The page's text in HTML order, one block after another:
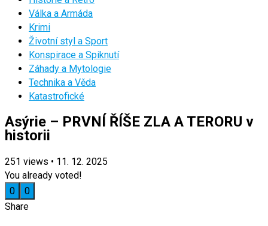
Válka a Armáda
Krimi
Životní styl a Sport
Konspirace a Spiknutí
Záhady a Mytologie
Technika a Věda
Katastrofické
Asýrie – PRVNÍ ŘÍŠE ZLA A TERORU v
historii
251 views • 11. 12. 2025
You already voted!
0
0
Share